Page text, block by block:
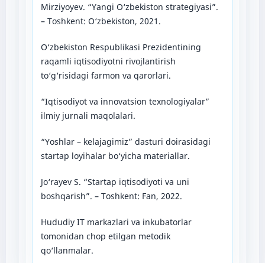
Mirziyoyev. “Yangi O‘zbekiston strategiyasi”.
– Toshkent: O‘zbekiston, 2021.
O‘zbekiston Respublikasi Prezidentining
raqamli iqtisodiyotni rivojlantirish
to‘g‘risidagi farmon va qarorlari.
“Iqtisodiyot va innovatsion texnologiyalar”
ilmiy jurnali maqolalari.
“Yoshlar – kelajagimiz” dasturi doirasidagi
startap loyihalar bo‘yicha materiallar.
Jo‘rayev S. “Startap iqtisodiyoti va uni
boshqarish”. – Toshkent: Fan, 2022.
Hududiy IT markazlari va inkubatorlar
tomonidan chop etilgan metodik
qo‘llanmalar.